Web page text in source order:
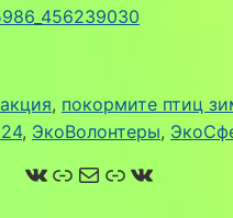
, покормите птиц
, ЭкоВолонтеры,
ВКонтакте
Ссылка
Почта
Ссылка